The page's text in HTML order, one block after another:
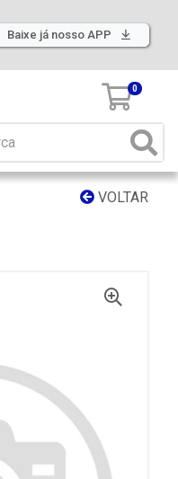
Baixe já nosso APP
0
VOLTAR